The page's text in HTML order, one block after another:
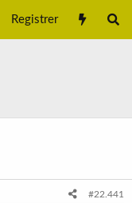
Registrer
#22.441